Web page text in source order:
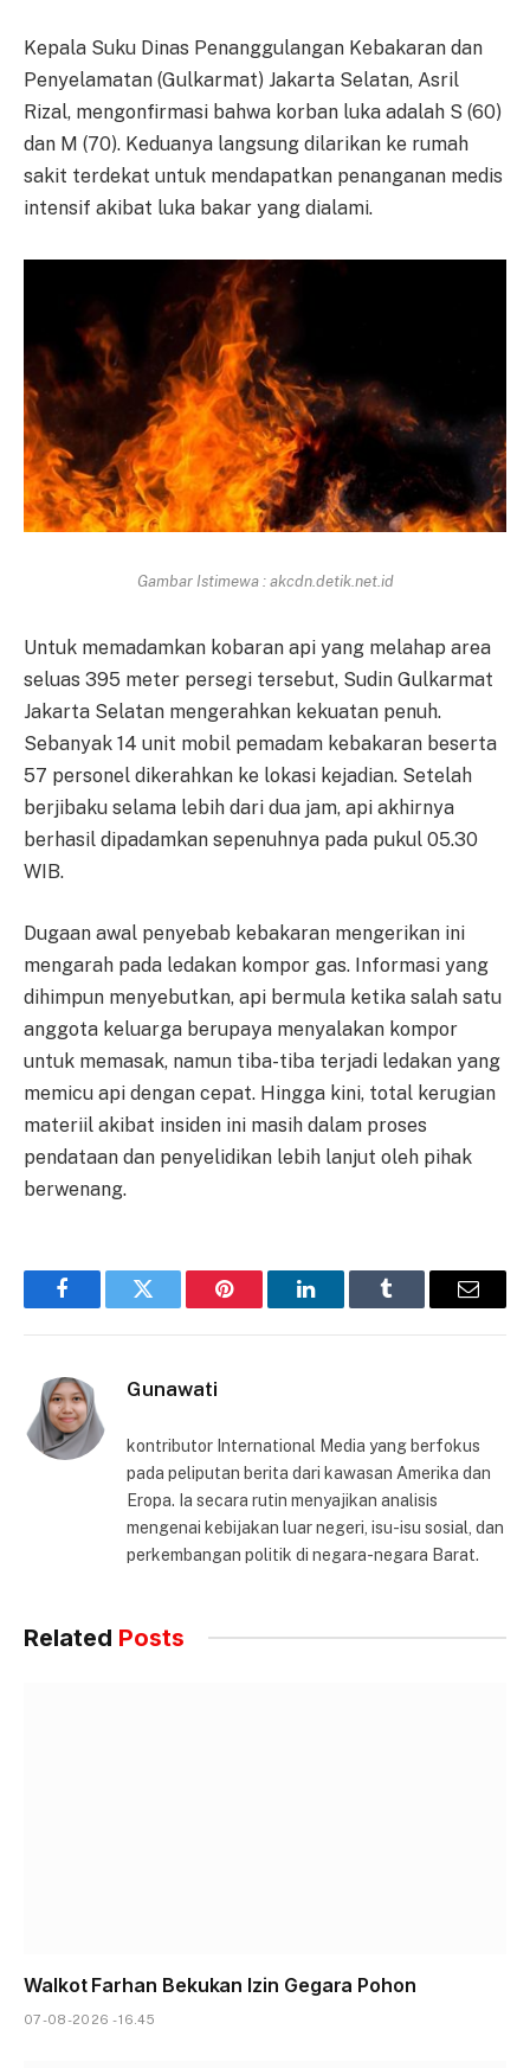
Kepala Suku Dinas Penanggulangan Kebakaran dan
Penyelamatan (Gulkarmat) Jakarta Selatan, Asril
Rizal, mengonfirmasi bahwa korban luka adalah S (60)
dan M (70). Keduanya langsung dilarikan ke rumah
sakit terdekat untuk mendapatkan penanganan medis
intensif akibat luka bakar yang dialami.
Gambar Istimewa : akcdn.detik.net.id
Untuk memadamkan kobaran api yang melahap area
seluas 395 meter persegi tersebut, Sudin Gulkarmat
Jakarta Selatan mengerahkan kekuatan penuh.
Sebanyak 14 unit mobil pemadam kebakaran beserta
57 personel dikerahkan ke lokasi kejadian. Setelah
berjibaku selama lebih dari dua jam, api akhirnya
berhasil dipadamkan sepenuhnya pada pukul 05.30
WIB.
Dugaan awal penyebab kebakaran mengerikan ini
mengarah pada ledakan kompor gas. Informasi yang
dihimpun menyebutkan, api bermula ketika salah satu
anggota keluarga berupaya menyalakan kompor
untuk memasak, namun tiba-tiba terjadi ledakan yang
memicu api dengan cepat. Hingga kini, total kerugian
materiil akibat insiden ini masih dalam proses
pendataan dan penyelidikan lebih lanjut oleh pihak
berwenang.
FacebookTwitter Pinterest LinkedInTumblr Email
Gunawati
kontributor International Media yang berfokus
pada peliputan berita dari kawasan Amerika dan
Eropa. Ia secara rutin menyajikan analisis
mengenai kebijakan luar negeri, isu-isu sosial, dan
perkembangan politik di negara-negara Barat.
Related Posts
Walkot Farhan Bekukan Izin Gegara Pohon
07-08-2026 - 16.45